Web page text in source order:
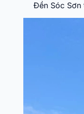
Đền Sóc Sơn